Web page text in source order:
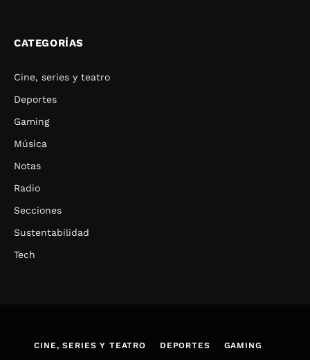
CATEGORÍAS
Cine, series y teatro
Deportes
Gaming
Música
Notas
Radio
Secciones
Sustentabilidad
Tech
CINE, SERIES Y TEATRO DEPORTES GAMING